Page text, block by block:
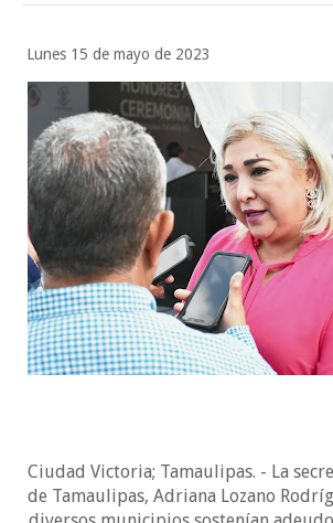
A Tamaulipas…le llueve
Instala Sector Salud Comité Estatal de
trato digno y humanitario a los
Inicia el ayuntamiento pavimentación de
colonia Carlos Salinas de
¿ESTRATEGIA ELECTORAL
Lunes 15 de mayo de 2023
Ciudad Victoria; Tamaulipas. - La
de Tamaulipas, Adriana Lozano